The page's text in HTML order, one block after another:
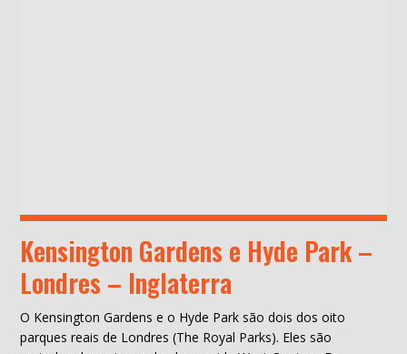
Kensington Gardens e Hyde Park –
Londres – Inglaterra
O Kensington Gardens e o Hyde Park são dois dos oito
parques reais de Londres (The Royal Parks). Eles são